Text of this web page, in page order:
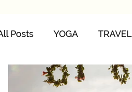
Posts YOGA TRAVEL